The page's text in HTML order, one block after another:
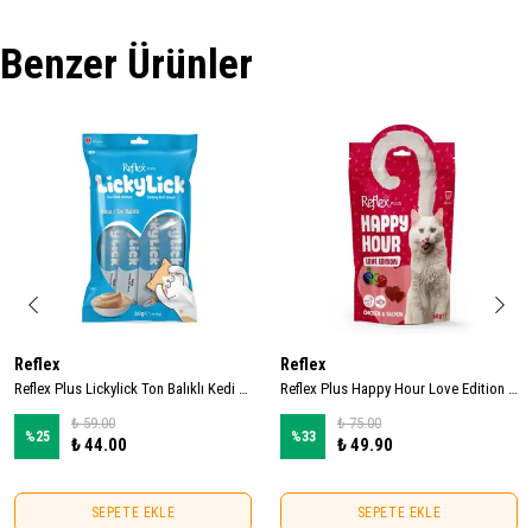
Benzer Ürünler
Reflex
Reflex Plus Lickylick Ton Balıklı Kedi Sıvı Ödül Maması 15gr (4 Adet)
%25
₺ 59.00
₺ 44.00
SEPETE EKLE
Reflex
Reflex Plus Happy Hour Love Edition Kedi Ödül Maması 60gr
%33
₺ 75.00
₺ 49.90
SEPETE EKLE